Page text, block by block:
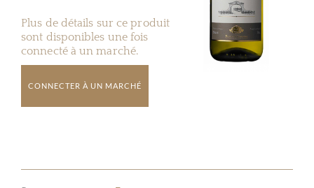
Plus de détails sur ce produit
sont disponibles une fois
connecté à un marché.
CONNECTER À UN MARCHÉ